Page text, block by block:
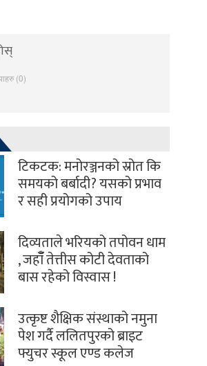
(0)
टिकटक: मनोरञ्जनको स्रोत कि
समयको बर्बादी? यसको प्रभाव
र सही प्रयोगको उपाय
दिव्यताले भरियको तपोवन धाम
, जहाँँ तेत्तीस कोटी देवताको
बास रहेको विस्वास !
उत्कृष्ट शैक्षिक संस्थाको नमुना
पेश गर्दै ललितपुरको ब्राइट
फ्युचर स्कूल एण्ड कलेज